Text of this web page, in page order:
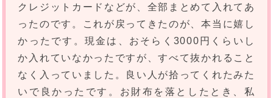
クレジットカードなどが、全部まとめて入れてあ
ったのです。これが戻ってきたのが、本当に嬉し
かったです。現金は、おそらく3000円くらいし
か入れていなかったですが、すべて抜かれること
なく入っていました。良い人が拾ってくれたみた
いで良かったです。お財布を落としたとき、私